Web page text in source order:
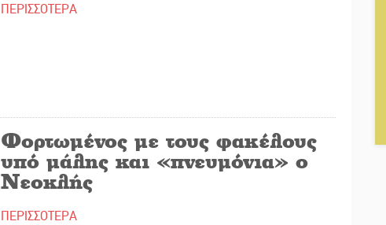
ΠΕΡΙΣΣΟΤΕΡΑ
Φορτωμένος με τους φακέλους
υπό μάλης και «πνευμόνια» ο
Νεοκλής
ΠΕΡΙΣΣΟΤΕΡΑ